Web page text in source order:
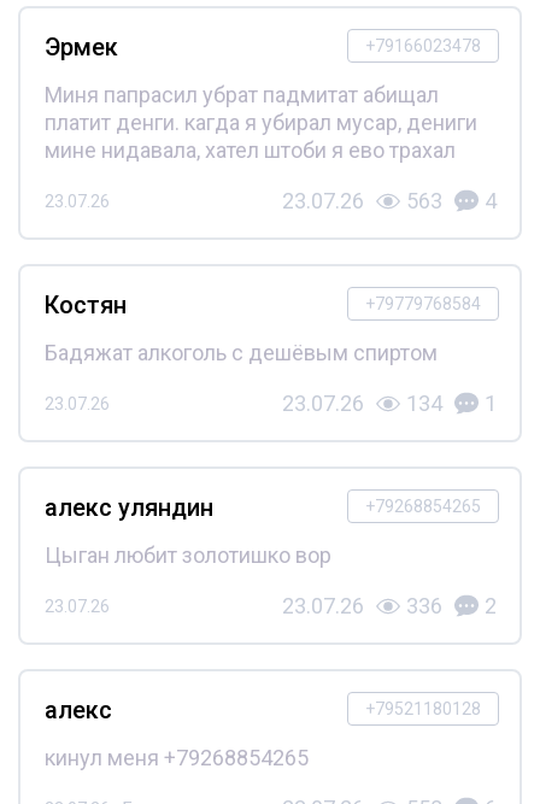
+79166023478
Эрмек
Миня папрасил убрат падмитат абищал
платит денги. кагда я убирал мусар, дениги
мине нидавала, хател штоби я ево трахал
23.07.26 23.07.26 563 4
+79779768584
Костян
Бадяжат алкоголь с дешёвым спиртом
23.07.26 23.07.26 134 1
+79268854265
алекс уляндин
Цыган любит золотишко вор
23.07.26 23.07.26 336 2
+79521180128
алекс
кинул меня +79268854265